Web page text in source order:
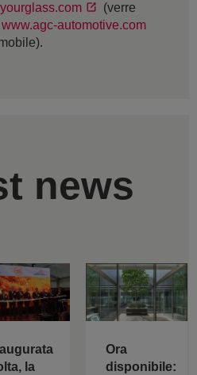
(verre
www.agc-automotive.com
news
la
Ora
disponibile: